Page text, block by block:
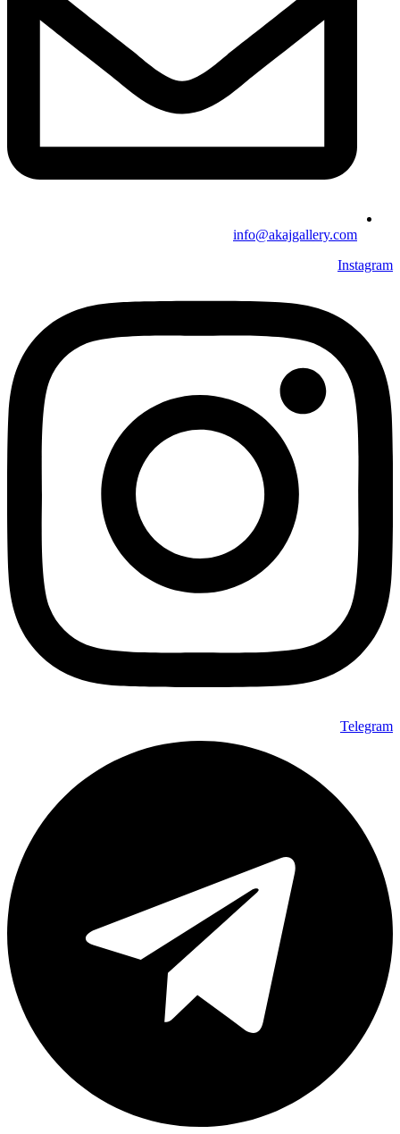
info@akajgallery.com
Instagram
Telegram